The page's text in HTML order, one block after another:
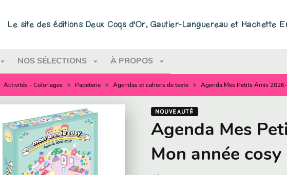
Le site des éditions Deux Coqs d'Or, Gautier-Languereau et Hachette
arrow_drop_down NOS SÉLECTIONS arrow_drop_down À PROPOS arrow_drop_down
Activités - Coloriages • Papeterie • Agendas et cahiers de texte • Agenda Mes Petits Amis
NOUVEAUTÉ
Agenda Mes
Mon année cosy